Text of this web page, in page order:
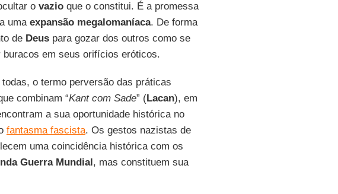
o vazioque o constitui. É a promessa
uma expansão megalomaníaca. De forma
de Deuspara gozar dos outros como se
em seus orifícios eróticos.
o termo perversão das práticas
combinam “Kant com Sade” (Lacan), em
a sua oportunidade histórica no
fantasma fascista. Os gestos nazistas de
uma coincidência histórica com os
Guerra Mundial, mas constituem sua